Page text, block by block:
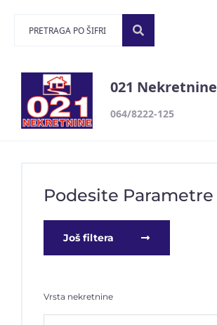
021 Nekretnine
064/8222-125
Podesite Parametre
Još filtera
Vrsta nekretnine